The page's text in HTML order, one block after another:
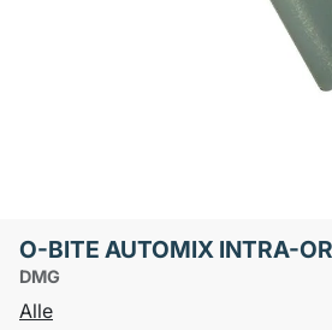
O-BITE AUTOMIX INTRA-
DMG
Alle